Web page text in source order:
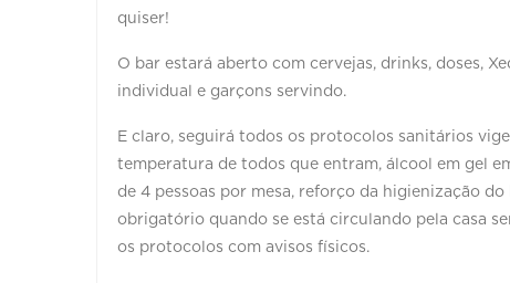
quiser!
O bar estará aberto com cervejas, drinks, doses,
individual e garçons servindo.
E claro, seguirá todos os protocolos sanitários
temperatura de todos que entram, álcool em gel
de 4 pessoas por mesa, reforço da higienização
obrigatório quando se está circulando pela casa
os protocolos com avisos físicos.